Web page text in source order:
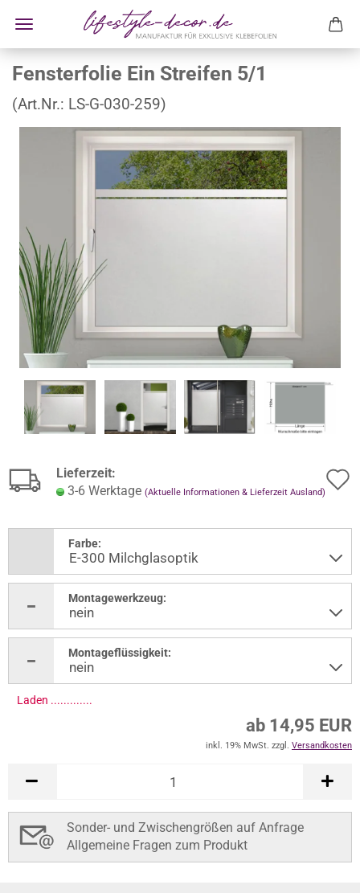
Fensterfolie Ein Streifen 5/1
(Art.Nr.: LS-G-030-259)
Lieferzeit:
3-6 Werktage (Aktuelle Informationen & Lieferzeit Ausland)
Farbe:
Montagewerkzeug:
Montageflüssigkeit:
Laden ..............
ab 14,95 EUR
inkl. 19% MwSt. zzgl. Versandkosten
Sonder- und Zwischengrößen auf Anfrage
Allgemeine Fragen zum Produkt